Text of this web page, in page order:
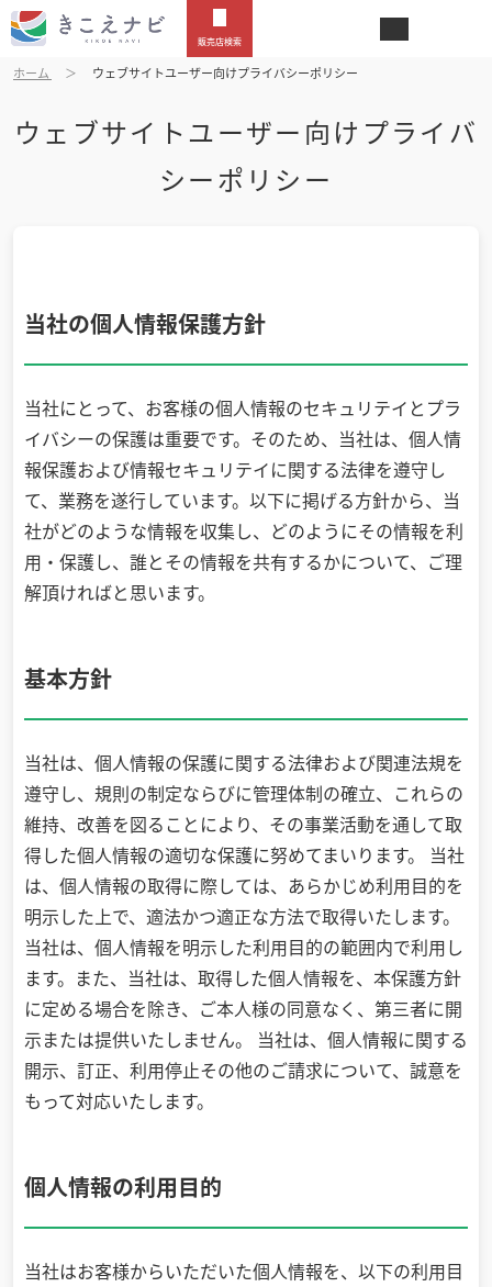
販売店検索
ホーム ウェブサイトユーザー向けプライバシーポリシー
ウェブサイトユーザー向けプライバ
シーポリシー
当社の個人情報保護方針
当社にとって、お客様の個人情報のセキュリテイとプラ
イバシーの保護は重要です。そのため、当社は、個人情
報保護および情報セキュリテイに関する法律を遵守し
て、業務を遂行しています。以下に掲げる方針から、当
社がどのような情報を収集し、どのようにその情報を利
用・保護し、誰とその情報を共有するかについて、ご理
解頂ければと思います。
基本方針
当社は、個人情報の保護に関する法律および関連法規を
遵守し、規則の制定ならびに管理体制の確立、これらの
維持、改善を図ることにより、その事業活動を通して取
得した個人情報の適切な保護に努めてまいります。 当社
は、個人情報の取得に際しては、あらかじめ利用目的を
明示した上で、適法かつ適正な方法で取得いたします。
当社は、個人情報を明示した利用目的の範囲内で利用し
ます。また、当社は、取得した個人情報を、本保護方針
に定める場合を除き、ご本人様の同意なく、第三者に開
示または提供いたしません。 当社は、個人情報に関する
開示、訂正、利用停止その他のご請求について、誠意を
もって対応いたします。
個人情報の利用目的
当社はお客様からいただいた個人情報を、以下の利用目